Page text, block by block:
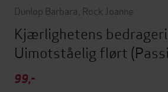
Dunlop Barbara Rock Joanne
Kjærlighetens
Uimotståelig flørt
99,-